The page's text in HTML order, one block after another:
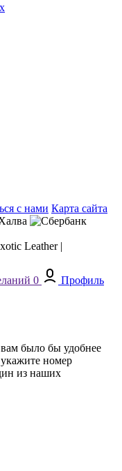
с нами Карта сайта
Leather |
0
Профиль
было бы удобнее
номер
из наших